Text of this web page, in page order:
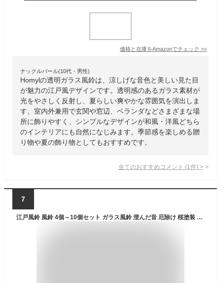
価格と在庫をAmazonでチェック >>
ナックルバール(10代・男性)
Homylの透明ガラス風鈴は、涼しげな音色と美しい見た目
が魅力の江戸風デザインです。透明感のあるガラス素材が
光をやさしく反射し、夏らしい爽やかな雰囲気を演出しま
す。室内外兼用で玄関や窓辺、ベランダなどさまざまな場
所に飾りやすく、シンプルなデザインが和風・洋風どちら
のインテリアにも自然になじみます。季節感を楽しめる贈
り物や夏の飾り物としてもおすすめです。
全てのおすすめコメント (1 件) >
7
江戸風鈴 風鈴 4個～10個セット ガラス風鈴 澄んだ音 厄除け 桜塗装 手作り風鈴 風鈴祭り 風鈴まつり幸運をもたらす 涼しい感じ 夏の風物詩 おしゃれ 窓屋根飾り 室内外兼用 おみやげ ギフト 贈り物（短冊付き）